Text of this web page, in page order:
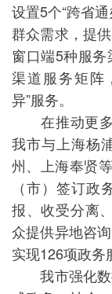
设置5个“跨省
群众需求，提
窗口端5种服
渠道服务矩阵
异”服务。
在推动更多
我市与上海杨
州、上海奉贤
（市）签订政
报、收受分离
众提供异地咨
实现126项政务
我市强化数